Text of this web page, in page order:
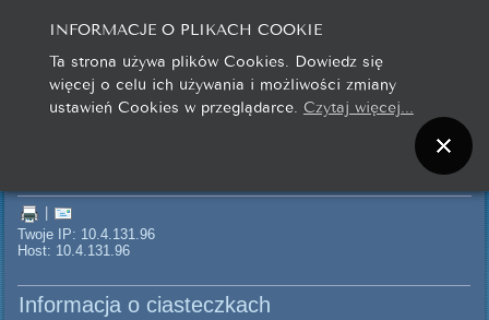
Twoje IP: 10.4.131.96
Host: 10.4.131.96
Informacja o ciasteczkach
INFORMACJE O PLIKACH COOKIE
Ta strona używa plików Cookies. Dowiedz się
więcej o celu ich używania i możliwości zmiany
ustawień Cookies w przeglądarce. Czytaj więcej...